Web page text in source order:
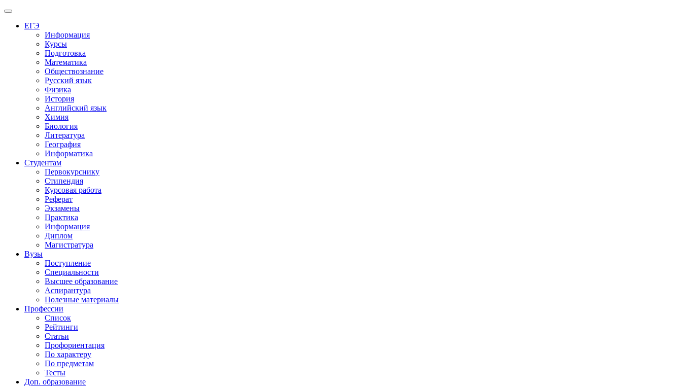
Меню
ЕГЭ
Информация
Курсы
Подготовка
Математика
Обществознание
Русский язык
Физика
История
Английский язык
Химия
Биология
Литература
География
Информатика
Студентам
Первокурснику
Стипендия
Курсовая работа
Реферат
Экзамены
Практика
Информация
Диплом
Магистратура
Вузы
Поступление
Специальности
Высшее образование
Аспирантура
Полезные материалы
Профессии
Список
Рейтинги
Статьи
Профориентация
По характеру
По предметам
Тесты
Доп. образование